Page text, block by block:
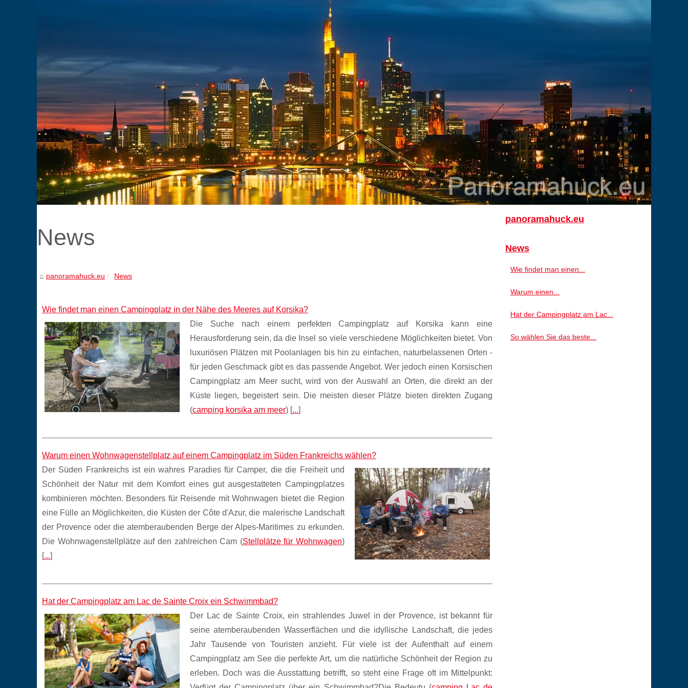
News
panoramahuck.eu News
Wie findet man einen Campingplatz in der Nähe des Meeres auf Korsika?
Die Suche nach einem perfekten Campingplatz auf Korsika kann eine
Herausforderung sein, da die Insel so viele verschiedene Möglichkeiten bietet. Von
luxuriösen Plätzen mit Poolanlagen bis hin zu einfachen, naturbelassenen Orten -
für jeden Geschmack gibt es das passende Angebot. Wer jedoch einen Korsischen
Campingplatz am Meer sucht, wird von der Auswahl an Orten, die direkt an der
Küste liegen, begeistert sein. Die meisten dieser Plätze bieten direkten Zugang
(camping korsika am meer) [...]
Warum einen Wohnwagenstellplatz auf einem Campingplatz im Süden Frankreichs wählen?
Der Süden Frankreichs ist ein wahres Paradies für Camper, die die Freiheit und
Schönheit der Natur mit dem Komfort eines gut ausgestatteten Campingplatzes
kombinieren möchten. Besonders für Reisende mit Wohnwagen bietet die Region
eine Fülle an Möglichkeiten, die Küsten der Côte d'Azur, die malerische Landschaft
der Provence oder die atemberaubenden Berge der Alpes-Maritimes zu erkunden.
Die Wohnwagenstellplätze auf den zahlreichen Cam (Stellplätze für Wohnwagen)
[...]
Hat der Campingplatz am Lac de Sainte Croix ein Schwimmbad?
Der Lac de Sainte Croix, ein strahlendes Juwel in der Provence, ist bekannt für
seine atemberaubenden Wasserflächen und die idyllische Landschaft, die jedes
Jahr Tausende von Touristen anzieht. Für viele ist der Aufenthalt auf einem
Campingplatz am See die perfekte Art, um die natürliche Schönheit der Region zu
erleben. Doch was die Ausstattung betrifft, so steht eine Frage oft im Mittelpunkt:
panoramahuck.eu
News
Wie findet man einen...
Warum einen...
Hat der Campingplatz am Lac...
So wählen Sie das beste...